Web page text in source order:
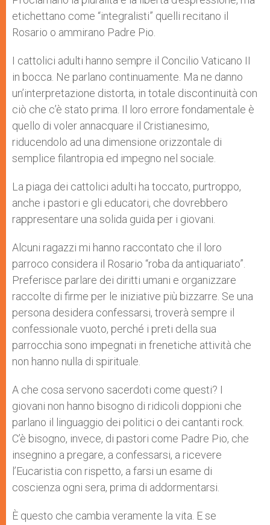
etichettano come “integralisti” quelli recitano il
Rosario o ammirano Padre Pio.
I cattolici adulti hanno sempre il Concilio Vaticano II
in bocca. Ne parlano continuamente. Ma ne danno
un’interpretazione distorta, in totale discontinuità con
ciò che c’è stato prima. Il loro errore fondamentale è
quello di voler annacquare il Cristianesimo,
riducendolo ad una dimensione orizzontale di
semplice filantropia ed impegno nel sociale.
La piaga dei cattolici adulti ha toccato, purtroppo,
anche i pastori e gli educatori, che dovrebbero
rappresentare una solida guida per i giovani.
Alcuni ragazzi mi hanno raccontato che il loro
parroco considera il Rosario “roba da antiquariato”.
Preferisce parlare dei diritti umani e organizzare
raccolte di firme per le iniziative più bizzarre. Se una
persona desidera confessarsi, troverà sempre il
confessionale vuoto, perché i preti della sua
parrocchia sono impegnati in frenetiche attività che
non hanno nulla di spirituale.
A che cosa servono sacerdoti come questi? I
giovani non hanno bisogno di ridicoli doppioni che
parlano il linguaggio dei politici o dei cantanti rock.
C’è bisogno, invece, di pastori come Padre Pio, che
insegnino a pregare, a confessarsi, a ricevere
l’Eucaristia con rispetto, a farsi un esame di
coscienza ogni sera, prima di addormentarsi.
È questo che cambia veramente la vita. E se